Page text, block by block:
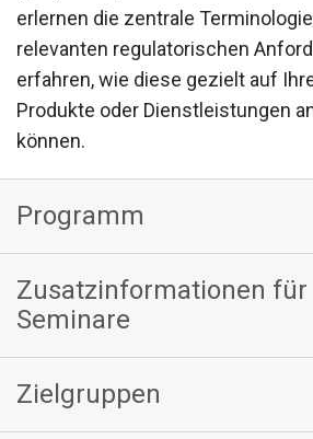
erlernen die zentrale
relevanten regulatorischen
erfahren, wie diese gezielt auf
Produkte oder Dienstleistungen
können.
Programm
Zusatzinformationen für
Seminare
Zielgruppen